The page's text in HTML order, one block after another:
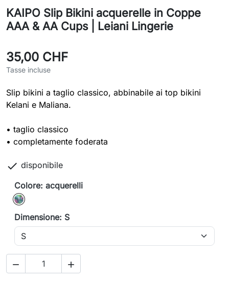
KAIPO Slip Bikini acquerelle in Coppe
AAA & AA Cups | Leiani Lingerie
35,00 CHF
Tasse incluse
Slip bikini a taglio classico, abbinabile ai top bikini
Kelani e Maliana.
• taglio classico
• completamente foderata
 disponibile
Colore: acquerelli
acquerelli
Dimensione: S
 